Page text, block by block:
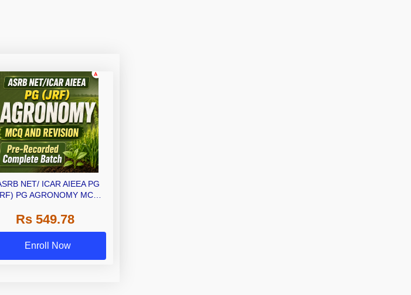
NET/ ICAR AIEEA PG
PG AGRONOMY MCQs
Classes By Adda247
Rs 549.78
Enroll Now